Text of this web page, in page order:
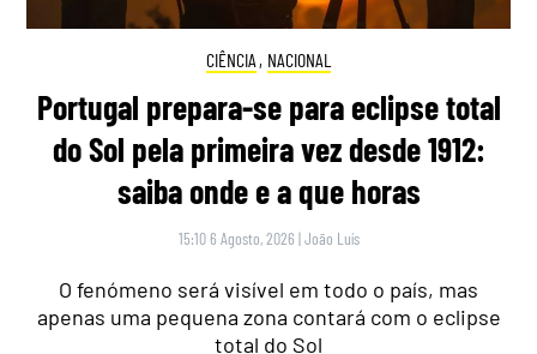
CIÊNCIA , NACIONAL
Portugal prepara-se para eclipse total
do Sol pela primeira vez desde 1912:
saiba onde e a que horas
15:10 6 Agosto, 2026 |João Luís
O fenómeno será visível em todo o país, mas
apenas uma pequena zona contará com o eclipse
total do Sol